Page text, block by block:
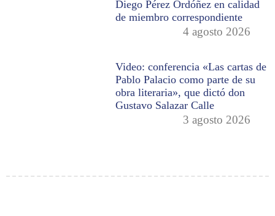
Diego Pérez Ordóñez en calidad
de miembro correspondiente
4 agosto 2026
Video: conferencia «Las cartas de
Pablo Palacio como parte de su
obra literaria», que dictó don
Gustavo Salazar Calle
3 agosto 2026